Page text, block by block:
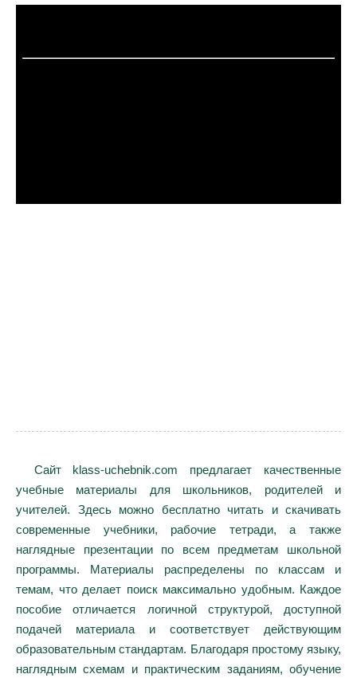
Сайт klass-uchebnik.com предлагает качественные
учебные материалы для школьников, родителей и
учителей. Здесь можно бесплатно читать и скачивать
современные учебники, рабочие тетради, а также
наглядные презентации по всем предметам школьной
программы. Материалы распределены по классам и
темам, что делает поиск максимально удобным. Каждое
пособие отличается логичной структурой, доступной
подачей материала и соответствует действующим
образовательным стандартам. Благодаря простому языку,
наглядным схемам и практическим заданиям, обучение